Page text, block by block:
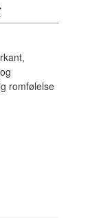
romfølelse